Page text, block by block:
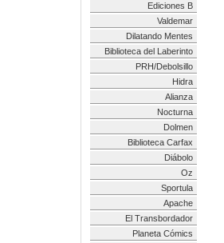
Ediciones B
Valdemar
Dilatando Mentes
Biblioteca del Laberinto
PRH/Debolsillo
Hidra
Alianza
Nocturna
Dolmen
Biblioteca Carfax
Diábolo
Oz
Sportula
Apache
El Transbordador
Planeta Cómics